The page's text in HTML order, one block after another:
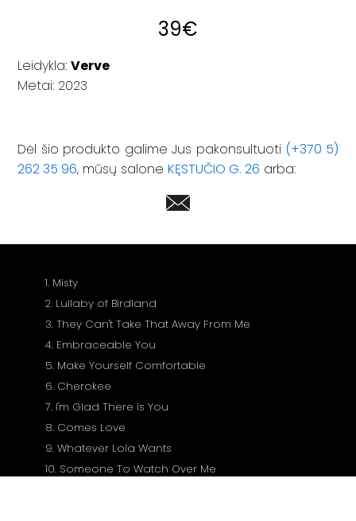
39€
Leidykla:Verve
Metai: 2023
Dėl šio produkto galime Jus pakonsultuoti (+370 5)
262 35 96, mūsų salone KĘSTUČIO G. 26 arba:
1. Misty
2. Lullaby of Birdland
3. They Can't Take That Away From Me
4. Embraceable You
5. Make Yourself Comfortable
6. Cherokee
7. I'm Glad There is You
8. Comes Love
9. Whatever Lola Wants
10. Someone To Watch Over Me